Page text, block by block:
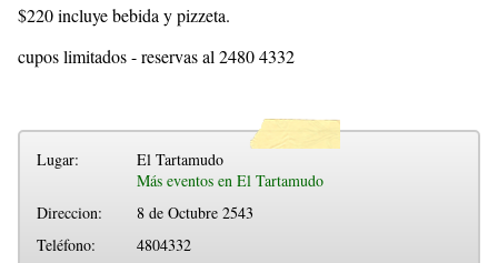
$220 incluye bebida y pizzeta.
cupos limitados - reservas al 2480 4332
Lugar:
El Tartamudo
Más eventos en El Tartamudo
Direccion:
8 de Octubre 2543
Teléfono:
4804332